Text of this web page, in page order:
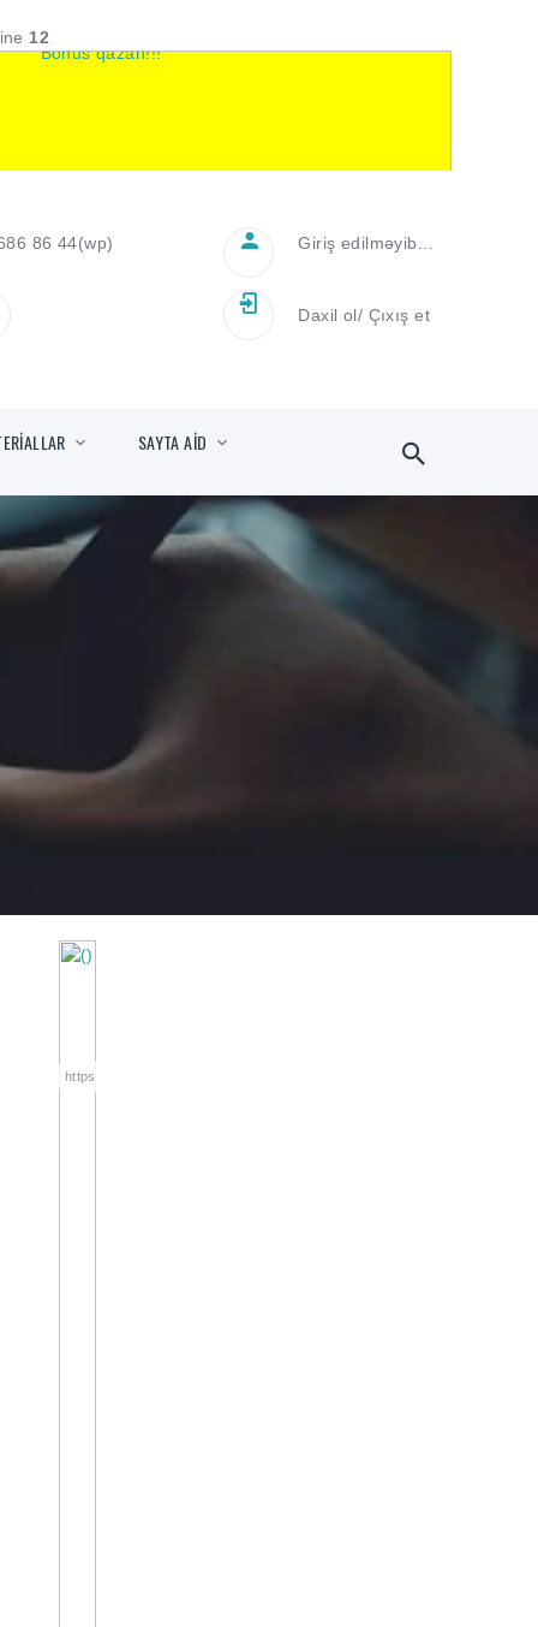
12
86 44(wp) Giriş edilməyib...
Daxil ol/ Çıxış et
SAYTA AİD
https://wa.me/994552244433